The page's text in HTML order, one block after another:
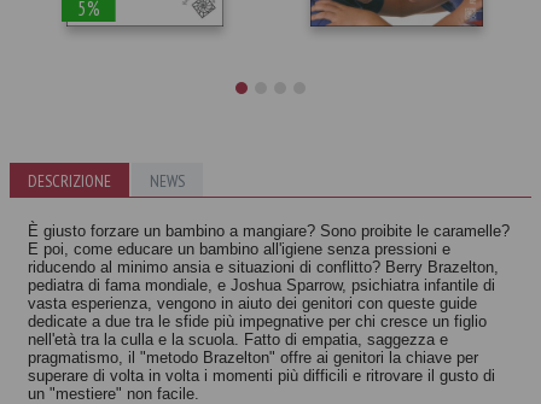
5%
irrinunciabili dei
bambini
Autori vari
la gelosia
Autori vari
DESCRIZIONE NEWS
È giusto forzare un bambino a mangiare? Sono proibite le caramelle?
E poi, come educare un bambino all'igiene senza pressioni e
riducendo al minimo ansia e situazioni di conflitto? Berry Brazelton,
pediatra di fama mondiale, e Joshua Sparrow, psichiatra infantile di
vasta esperienza, vengono in aiuto dei genitori con queste guide
dedicate a due tra le sfide più impegnative per chi cresce un figlio
nell'età tra la culla e la scuola. Fatto di empatia, saggezza e
pragmatismo, il "metodo Brazelton" offre ai genitori la chiave per
superare di volta in volta i momenti più difficili e ritrovare il gusto di
un "mestiere" non facile.